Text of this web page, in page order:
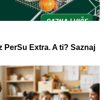
PerSu Extra. A ti? Saznaj